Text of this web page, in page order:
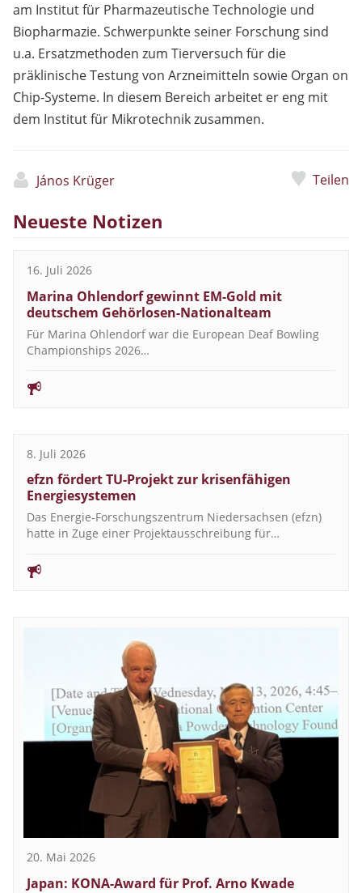
am Institut für Pharmazeutische Technologie und
Biopharmazie. Schwerpunkte seiner Forschung sind
u.a. Ersatzmethoden zum Tierversuch für die
präklinische Testung von Arzneimitteln sowie Organ on
Chip-Systeme. In diesem Bereich arbeitet er eng mit
dem Institut für Mikrotechnik zusammen.
János Krüger Teilen
Neueste Notizen
16. Juli 2026
Marina Ohlendorf gewinnt EM-Gold mit
deutschem Gehörlosen-Nationalteam
Für Marina Ohlendorf war die European Deaf Bowling
Championships 2026…
8. Juli 2026
efzn fördert TU-Projekt zur krisenfähigen
Energiesystemen
Das Energie-Forschungszentrum Niedersachsen (efzn)
hatte in Zuge einer Projektausschreibung für…
20. Mai 2026
Japan: KONA-Award für Prof. Arno Kwade